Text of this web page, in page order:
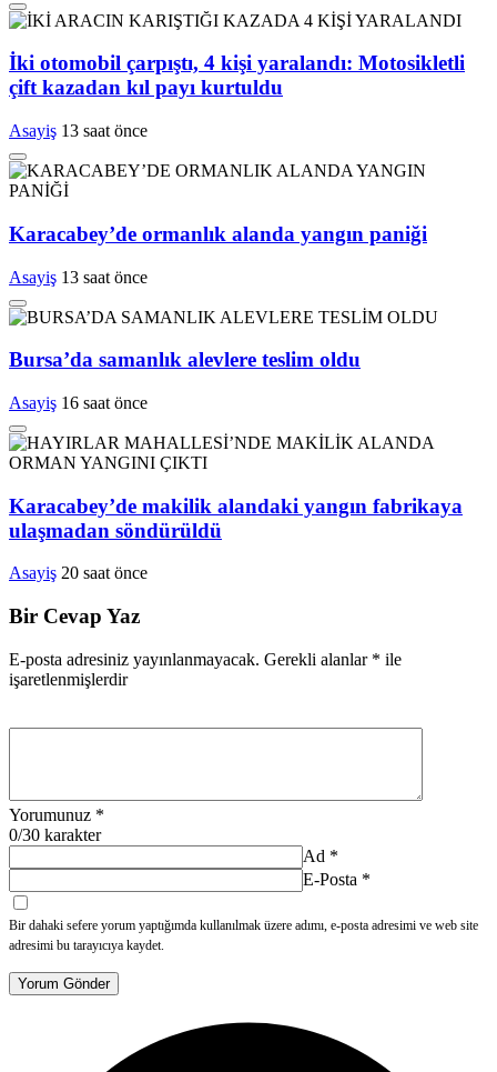
İki otomobil çarpıştı, 4 kişi yaralandı: Motosikletli
çift kazadan kıl payı kurtuldu
Asayiş 13 saat önce
Karacabey’de ormanlık alanda yangın paniği
Asayiş 13 saat önce
Bursa’da samanlık alevlere teslim oldu
Asayiş 16 saat önce
Karacabey’de makilik alandaki yangın fabrikaya
ulaşmadan söndürüldü
Asayiş 20 saat önce
Bir Cevap Yaz
E-posta adresiniz yayınlanmayacak. Gerekli alanlar * ile
işaretlenmişlerdir
Yorumunuz *
0/30 karakter
Ad *
E-Posta *
Bir dahaki sefere yorum yaptığımda kullanılmak üzere adımı, e-posta adresimi ve web site
adresimi bu tarayıcıya kaydet.
Yorum Gönder